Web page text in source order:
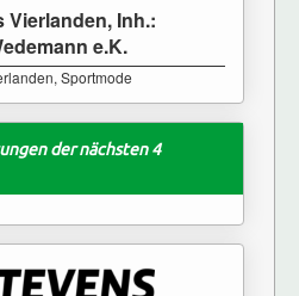
Vierlanden, Inh.:
e.K.
Sportmode
der nächsten 4